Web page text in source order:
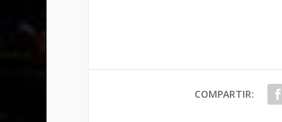
COMPARTIR: